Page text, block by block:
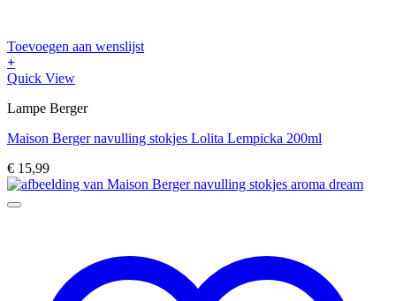
Toevoegen aan wenslijst
+
Quick View
Lampe Berger
Maison Berger navulling stokjes Lolita Lempicka 200ml
€ 15,99